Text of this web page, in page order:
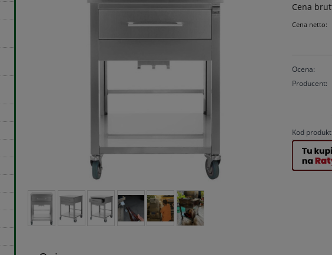
Cena
Cena netto:
Ocena:
Producent:
Kod